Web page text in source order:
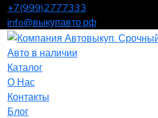
+7(999)2777333
info@выкупавто.рф
Авто в наличии
Каталог
О Нас
Контакты
Блог